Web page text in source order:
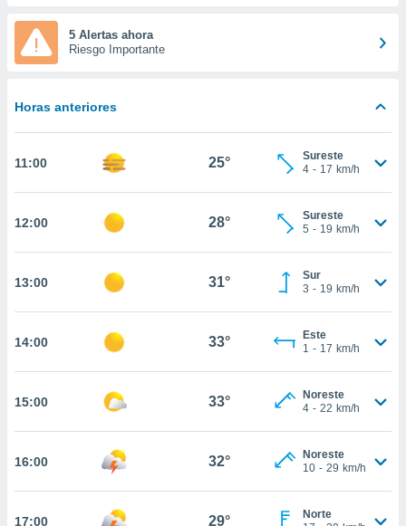
digital
basada
seguir
la
todas
nuestros
análisis
así como
en
CONTINUAR
5 Alertas ahora
Riesgo Importante
Horas anteriores
11:00 25°
Sureste
4 - 17 km/h
12:00 28°
Sureste
5 - 19 km/h
13:00 31°
Sur
3 - 19 km/h
14:00 33°
Este
1 - 17 km/h
15:00 33°
Noreste
4 - 22 km/h
16:00 32°
Noreste
10 - 29 km/h
17:00 29°
Norte